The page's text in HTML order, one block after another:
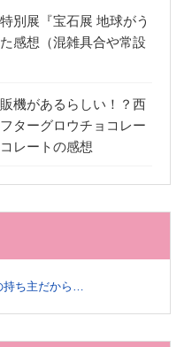
別展『宝石展 地球がう
感想（混雑具合や常設
機があるらしい！？西
ターグロウチョコレー
レートの感想
ち主だから…